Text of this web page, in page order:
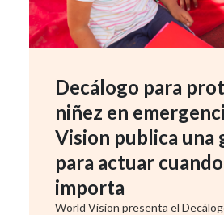
Decálogo para
niñez en
Vision publica una
para actuar
importa
World Vision presenta el